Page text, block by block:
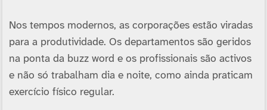
Nos tempos modernos, as corporações estão viradas
para a produtividade. Os departamentos são geridos
na ponta da buzz word e os profissionais são activos
e não só trabalham dia e noite, como ainda praticam
exercí­cio fí­sico regular.